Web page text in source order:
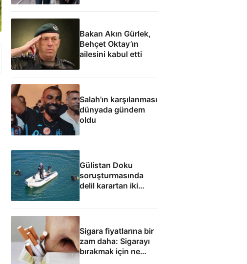
Bakan Akın Gürlek,
Behçet Oktay’ın
ailesini kabul etti
Salah'ın karşılanması
dünyada gündem
oldu
Gülistan Doku
soruşturmasında
delil karartan iki
Sigara fiyatlarına bir
zam daha: Sigarayı
bırakmak için ne